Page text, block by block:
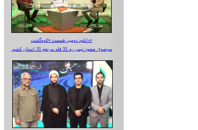
دانلود دومین قسمت «کوه‌گشت»
موضوع: صعود تیمی به 31 قله مرتفع 31 استان کشور